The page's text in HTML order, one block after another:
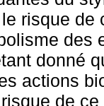
risque
des
donné
actions
de